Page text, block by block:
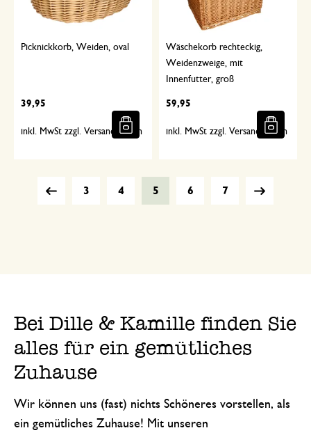
Picknickkorb, Weiden, oval
39,95
inkl. MwSt zzgl. Versandkosten
Wäschekorb rechteckig,
Weidenzweige, mit
Innenfutter, groß
59,95
inkl. MwSt zzgl. Versandkosten
3 4 5 6 7
Bei Dille & Kamille finden Sie
alles für ein gemütliches
Zuhause
Wir können uns (fast) nichts Schöneres vorstellen, als
ein gemütliches Zuhause! Mit unseren